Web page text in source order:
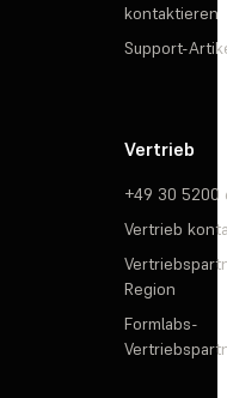
kontaktieren
Support-
Vertrieb
+49 30 5200
Vertrieb
Region
Formlabs-